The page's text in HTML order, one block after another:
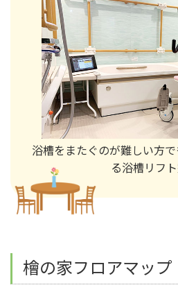
浴槽をまたぐのが難しい方で
る浴槽リフ
檜の家フロアマップ